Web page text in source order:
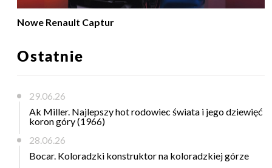
Nowe Renault Captur
Ostatnie
29.06.26
Ak Miller. Najlepszy hot rodowiec świata i jego dziewięć
koron góry (1966)
28.06.26
Bocar. Koloradzki konstruktor na koloradzkiej górze